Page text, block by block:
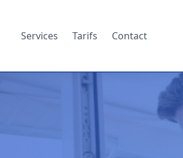
Services Tarifs Contact